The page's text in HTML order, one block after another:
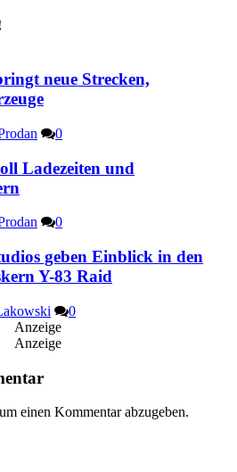
neue Strecken,
0
Ladezeiten und
0
geben Einblick in den
Y-83 Raid
0
Anzeige
Anzeige
einen Kommentar abzugeben.